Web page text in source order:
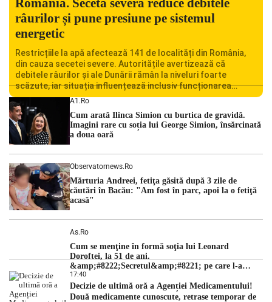
râurilor și pune presiune pe sistemul
energetic
Restricțiile la apă afectează 141 de localități din România,
din cauza secetei severe. Autoritățile avertizează că
debitele râurilor și ale Dunării rămân la niveluri foarte
scăzute, iar situația influențează inclusiv funcționarea
Centralei Nucleare de la Cernavodă. România se confruntă
cu una dintre cele mai dificile perioade din punct de vedere
hidrologic din ultimii ani. Lipsa […]
A1.ro
Cum arată Ilinca Simion cu burtica de gravidă.
Imagini rare cu soția lui George Simion, însărcinată
a doua oară
Observatornews.ro
Mărturia Andreei, fetiţa găsită după 3 zile de
căutări în Bacău: "Am fost în parc, apoi la o fetiţă
acasă"
As.ro
Cum se menţine în formă soţia lui Leonard
Doroftei, la 51 de ani.
&amp;#8222;Secretul&amp;#8221; pe care l-a
dezvăluit
17:40
Decizie de ultimă oră a Agenției Medicamentului!
Două medicamente cunoscute, retrase temporar de